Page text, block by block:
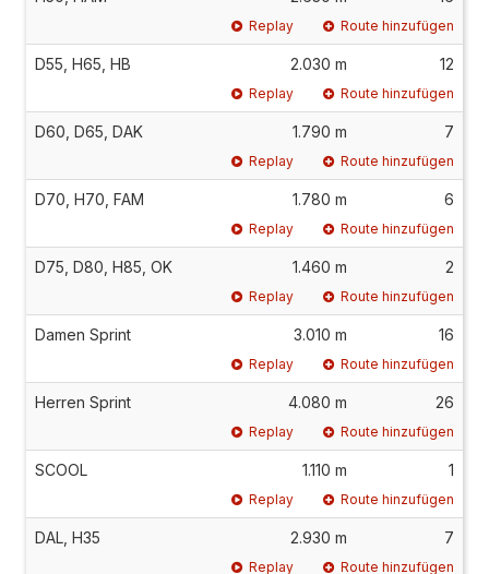
Replay Route hinzufügen
D55, H65, HB 2.030 m 12
Replay Route hinzufügen
D60, D65, DAK 1.790 m 7
Replay Route hinzufügen
D70, H70, FAM 1.780 m 6
Replay Route hinzufügen
D75, D80, H85, OK 1.460 m 2
Replay Route hinzufügen
Damen Sprint 3.010 m 16
Replay Route hinzufügen
Herren Sprint 4.080 m 26
Replay Route hinzufügen
SCOOL 1.110 m 1
Replay Route hinzufügen
DAL, H35 2.930 m 7
Replay Route hinzufügen